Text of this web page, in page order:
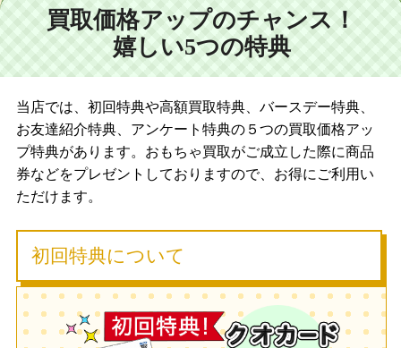
買取価格アップのチャンス！
嬉しい5つの特典
当店では、初回特典や高額買取特典、バースデー特典、
お友達紹介特典、アンケート特典の５つの買取価格アッ
プ特典があります。おもちゃ買取がご成立した際に商品
券などをプレゼントしておりますので、お得にご利用い
ただけます。
初回特典について